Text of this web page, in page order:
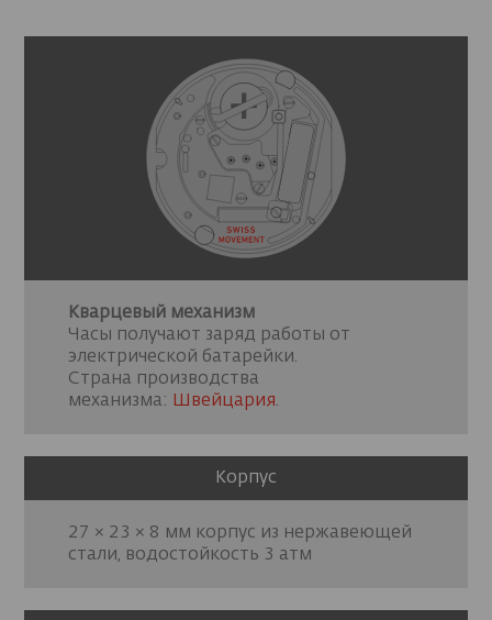
Кварцевый механизм
Часы получают заряд работы от
электрической батарейки.
Страна производства
механизма: Швейцария.
Корпус
27 × 23 × 8 мм корпус из нержавеющей
стали, водостойкость 3 атм